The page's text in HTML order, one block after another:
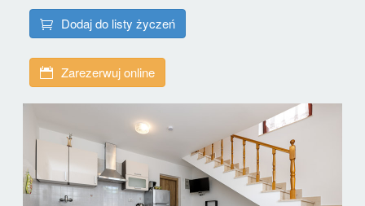
Dodaj do listy życzeń
Zarezerwuj online